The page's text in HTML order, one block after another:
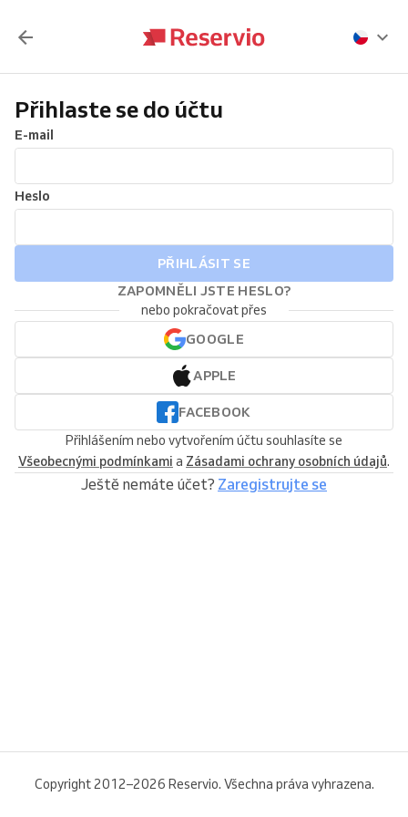
Přihlaste se do účtu
E-mail
Heslo
PŘIHLÁSIT SE
ZAPOMNĚLI JSTE HESLO?
nebo pokračovat přes
GOOGLE
APPLE
FACEBOOK
Přihlášením nebo vytvořením účtu souhlasíte se
Všeobecnými podmínkami a Zásadami ochrany osobních údajů.
Ještě nemáte účet? Zaregistrujte se
Copyright 2012–2026 Reservio. Všechna práva vyhrazena.